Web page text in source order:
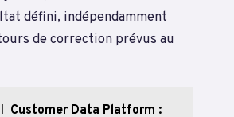
défini, indépendamment
de correction prévus au
Customer Data Platform :